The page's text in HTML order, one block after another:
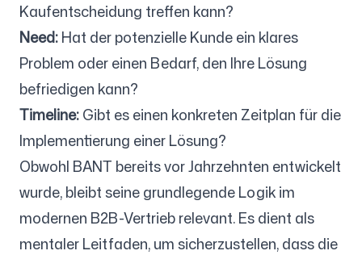
Anmelden Registrieren
Folgen Sie uns
Kaufentscheidung treffen kann?
Need:Hat der potenzielle Kunde ein klares
Problem oder einen Bedarf, den Ihre Lösung
befriedigen kann?
Timeline:Gibt es einen konkreten Zeitplan für die
Implementierung einer Lösung?
Obwohl BANT bereits vor Jahrzehnten entwickelt
wurde, bleibt seine grundlegende Logik im
modernen B2B-Vertrieb relevant. Es dient als
mentaler Leitfaden, um sicherzustellen, dass die